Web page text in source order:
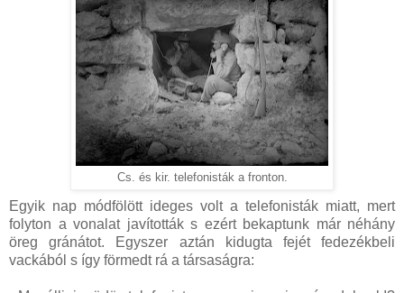
Cs. és kir. telefonisták a fronton.
Egyik nap módfölött ideges volt a telefonisták miatt, mert
folyton a vonalat javították s ezért bekaptunk már néhány
öreg gránátot. Egyszer aztán kidugta fejét fedezékbeli
vackából s így förmedt rá a társaságra: